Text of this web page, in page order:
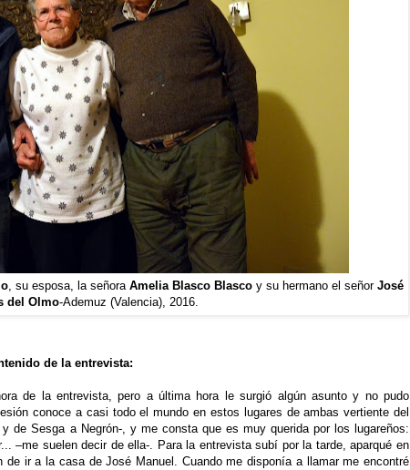
, su esposa, la señora AmeliaBlasco Blasco y su hermano el señor José
del Olmo-Ademuz (Valencia), 2016.
de la entrevista:
de la entrevista, pero a última hora le surgió algún asunto y no pudo
conoce a casi todo el mundo en estos lugares de ambas vertiente del
de Sesga a Negrón-, y me consta que es muy querida por los lugareños:
–me suelen decir de ella-. Para la entrevista subí por la tarde, aparqué en
ir a la casa de José Manuel. Cuando me disponía a llamar me encontré